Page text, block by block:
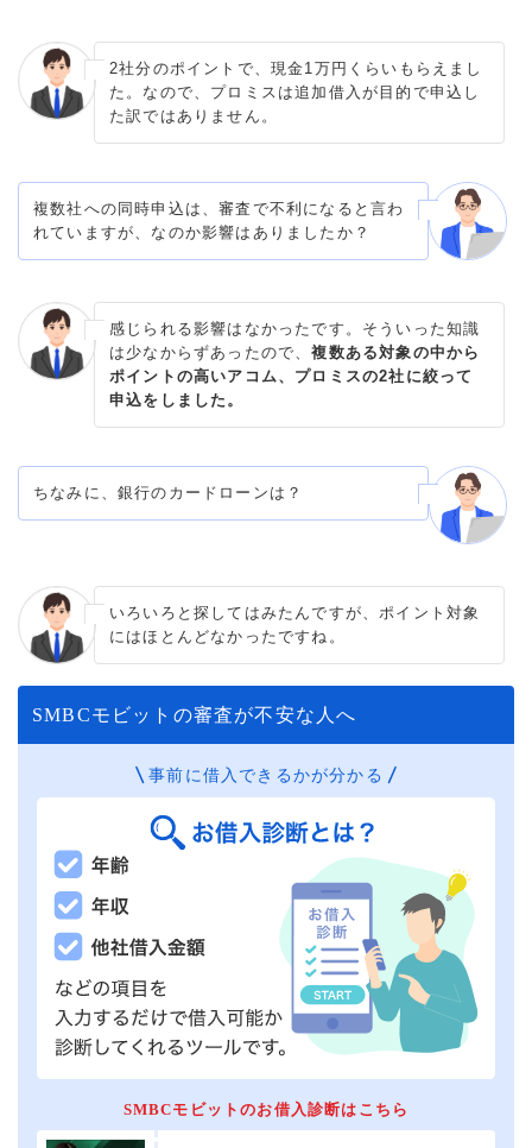
2社分のポイントで、現金1万円くらいもらえまし
た。なので、プロミスは追加借入が目的で申込し
た訳ではありません。
複数社への同時申込は、審査で不利になると言わ
れていますが、なのか影響はありましたか？
感じられる影響はなかったです。そういった知識
は少なからずあったので、複数ある対象の中から
ポイントの高いアコム、プロミスの2社に絞って
申込をしました。
ちなみに、銀行のカードローンは？
いろいろと探してはみたんですが、ポイント対象
にはほとんどなかったですね。
SMBCモビットの審査が不安な人へ
事前に借入できるかが分かる
SMBCモビットのお借入診断はこちら